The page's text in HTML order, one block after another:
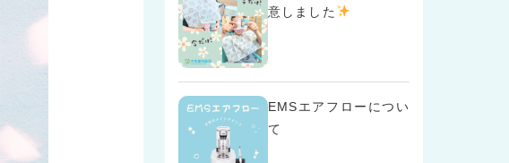
意しました
EMSエアフローについ
て